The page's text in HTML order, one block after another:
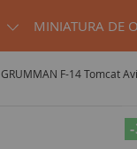
MINIATURA DE
GRUMMAN F-14 Tomcat